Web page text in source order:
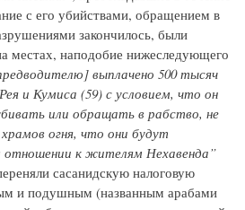
с его убийствами, обращением в
закончилось, были
местах, наподобие нижеследующего
выплачено 500 тысяч
и Кумиса (59) с условием, что он
или обращать в рабство, не
огня, что они будут
отношении к жителям Нехавенда”
сасанидскую налоговую
и подушным (названным арабами